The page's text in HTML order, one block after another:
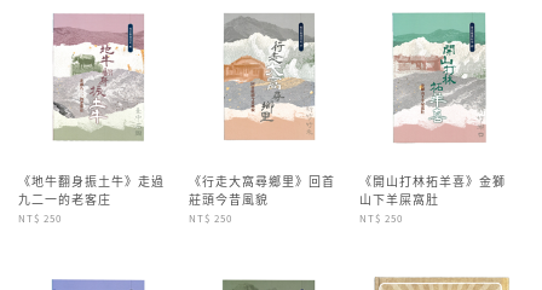
《地牛翻身振土牛》走過
九二一的老客庄
NT$ 250
《行走大窩尋鄉里》回首
莊頭今昔風貌
NT$ 250
《開山打林拓羊喜》金獅
山下羊屎窩肚
NT$ 250